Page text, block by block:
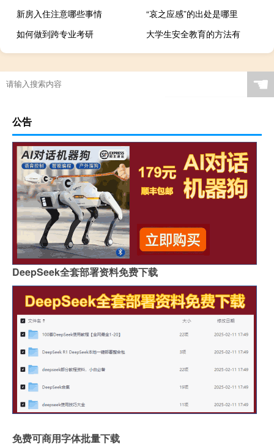
新房入住注意哪些事情
“哀之应感”的出处是哪里
如何做到跨专业考研
大学生安全教育的方法有
☚
公告
DeepSeek全套部署资料免费下载
免费可商用字体批量下载